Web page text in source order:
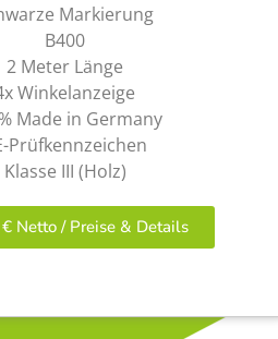
Markierung
B400
2 Meter Länge
Winkelanzeige
Made in Germany
Prüfkennzeichen
Klasse III (Holz)
Netto / Preise & Details